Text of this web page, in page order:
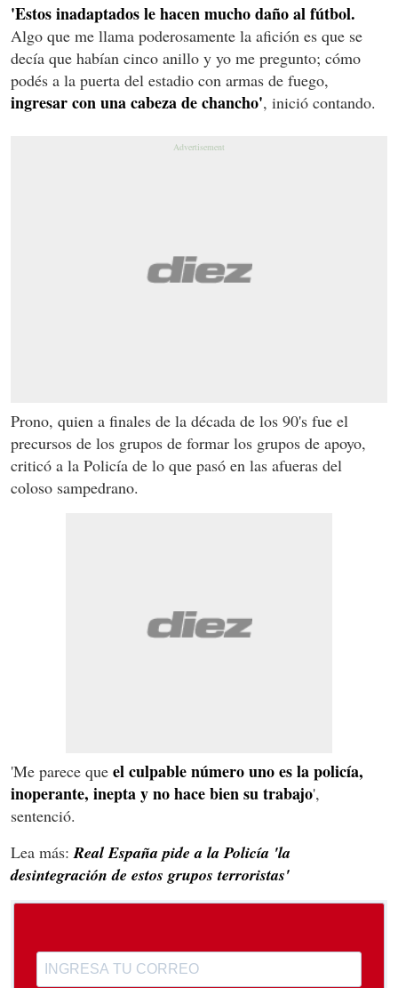
'Estos inadaptados le hacen mucho daño al fútbol.
Algo que me llama poderosamente la afición es que se
decía que habían cinco anillo y yo me pregunto; cómo
podés a la puerta del estadio con armas de fuego,
ingresar con una cabeza de chancho', inició contando.
Prono, quien a finales de la década de los 90's fue el
precursos de los grupos de formar los grupos de apoyo,
criticó a la Policía de lo que pasó en las afueras del
coloso sampedrano.
'Me parece que el culpable número uno es la policía,
inoperante, inepta y no hace bien su trabajo',
sentenció.
Lea más: Real España pide a la Policía 'la
desintegración de estos grupos terroristas'